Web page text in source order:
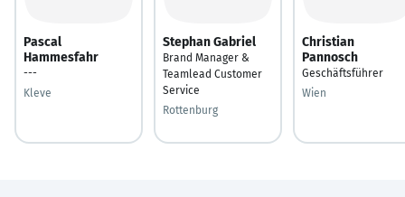
Pascal
Hammesfahr
---
Kleve
Stephan Gabriel
Brand Manager &
Teamlead Customer
Service
Rottenburg
Christian
Pannosch
Geschäftsführer
Wien